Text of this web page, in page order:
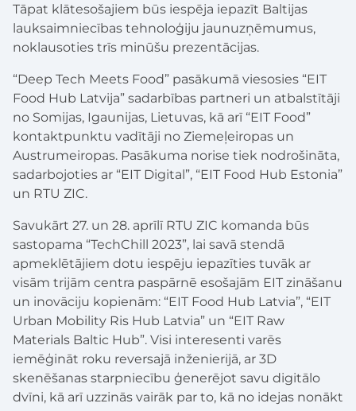
Tāpat klātesošajiem būs iespēja iepazīt Baltijas
lauksaimniecības tehnoloģiju jaunuzņēmumus,
noklausoties trīs minūšu prezentācijas.
“Deep Tech Meets Food” pasākumā viesosies “EIT
Food Hub Latvija” sadarbības partneri un atbalstītāji
no Somijas, Igaunijas, Lietuvas, kā arī “EIT Food”
kontaktpunktu vadītāji no Ziemeļeiropas un
Austrumeiropas. Pasākuma norise tiek nodrošināta,
sadarbojoties ar “EIT Digital”, “EIT Food Hub Estonia”
un RTU ZIC.
Savukārt 27. un 28. aprīlī RTU ZIC komanda būs
sastopama “TechChill 2023”, lai savā stendā
apmeklētājiem dotu iespēju iepazīties tuvāk ar
visām trijām centra paspārnē esošajām EIT zināšanu
un inovāciju kopienām: “EIT Food Hub Latvia”, “EIT
Urban Mobility Ris Hub Latvia” un “EIT Raw
Materials Baltic Hub”. Visi interesenti varēs
iemēģināt roku reversajā inženierijā, ar 3D
skenēšanas starpniecību ģenerējot savu digitālo
dvīni, kā arī uzzinās vairāk par to, kā no idejas nonākt